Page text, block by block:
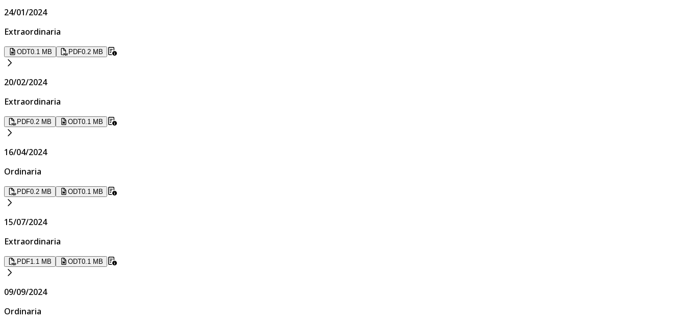
24/01/2024
Extraordinaria
ODT0.1 MB PDF0.2 MB
20/02/2024
Extraordinaria
PDF0.2 MB ODT0.1 MB
16/04/2024
Ordinaria
PDF0.2 MB ODT0.1 MB
15/07/2024
Extraordinaria
PDF1.1 MB ODT0.1 MB
09/09/2024
Ordinaria